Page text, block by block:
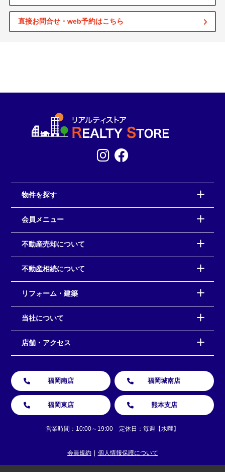
直接お問合せ・web予約はこちら
物件を探す
会員メニュー
不動産売却について
不動産相続について
リフォーム・建築
当社について
店舗・アクセス
福岡南店 福岡城南店
福岡東店 熊本支店
営業時間：10:00～19:00 定休日：毎週【水曜】
会員規約 個人情報保護について